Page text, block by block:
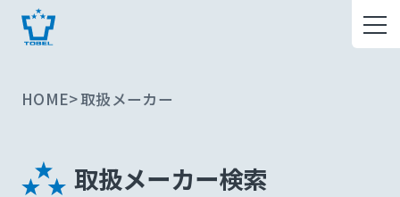
HOME 取扱メーカー
取扱メーカー検索